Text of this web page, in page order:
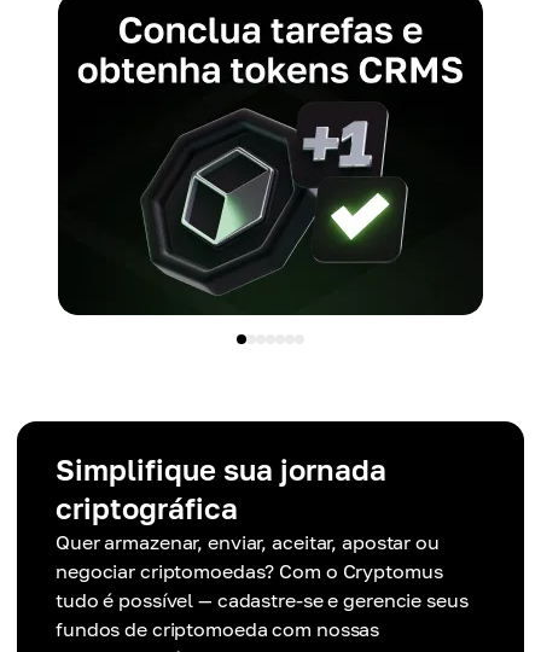
Simplifique sua jornada
criptográfica
Quer armazenar, enviar, aceitar, apostar ou
negociar criptomoedas? Com o Cryptomus
tudo é possível — cadastre-se e gerencie seus
fundos de criptomoeda com nossas